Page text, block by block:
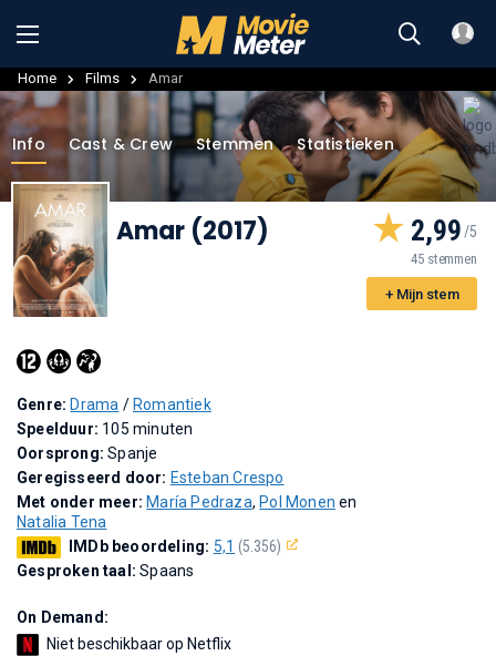
Home Films Amar
Info Cast & Crew Stemmen Statistieken
Amar (2017) 2,99
45 stemmen
+ Mijn stem
Genre: Drama / Romantiek
Speelduur: 105 minuten
Oorsprong:Spanje
Geregisseerd door: Esteban Crespo
Met onder meer: María Pedraza, Pol Monen en
Natalia Tena
IMDb beoordeling: 5,1 (5.356)
Gesproken taal:Spaans
On Demand:
Niet beschikbaar op Netflix